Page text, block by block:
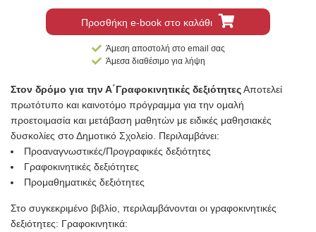
Προσθήκη e-book στο καλάθι
Άμεση αποστολή στο email σας
Άμεσα διαθέσιμο για λήψη
Στον δρόμο για την Α΄Γραφοκινητικές δεξιότητεςΑποτελεί
πρωτότυπο και καινοτόμο πρόγραμμα για την ομαλή
προετοιμασία και μετάβαση μαθητών με ειδικές μαθησιακές
δυσκολίες στο Δημοτικό Σχολείο. Περιλαμβάνει:
Προαναγνωστικές/Προγραφικές δεξιότητες
Γραφοκινητικές δεξιότητες
Προμαθηματικές δεξιότητες
Στο συγκεκριμένο βιβλίο, περιλαμβάνονται οι γραφοκινητικές
δεξιότητες: Γραφοκινητικά: